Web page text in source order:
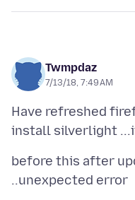
Twmpdaz
7/13/18, 7:49 AM
Have refreshed
before this after